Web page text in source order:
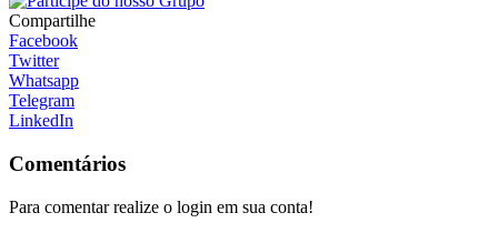
Compartilhe
Facebook
Twitter
Whatsapp
Telegram
LinkedIn
Comentários
Para comentar realize o login em sua conta!